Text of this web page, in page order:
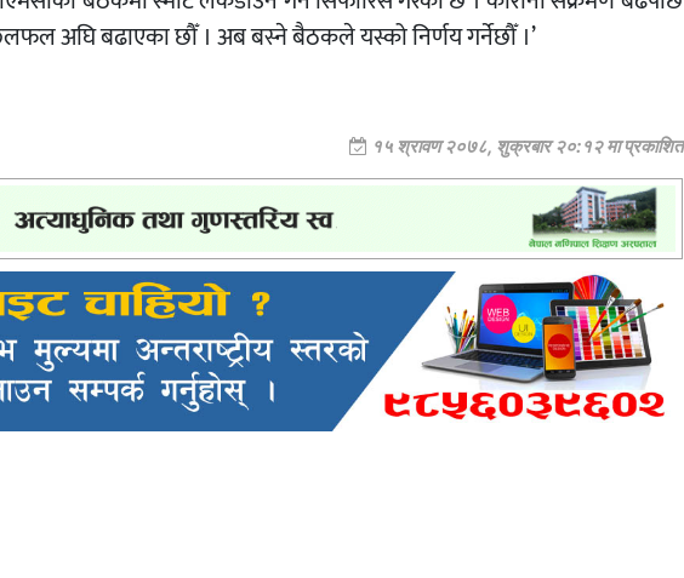
अघि बढाएका छौँ । अब बस्ने बैठकले यस्को निर्णय गर्नेछौँ ।’
१५ श्रावण २०७८, शुक्रबार २०:१२ मा प्रकाशित